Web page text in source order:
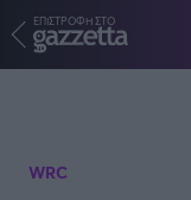
ΕΠΙΣΤΡΟΦΗ ΣΤΟ
WRC